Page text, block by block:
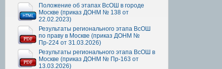
Положение об этапах ВсОШ в городе
Москве (приказ ДОНМ № 138 от
22.02.2023)
Результаты регионального этапа ВсОШ
по праву в Москве (приказ ДОНМ №
Пр-224 от 31.03.2026)
Результаты регионального этапа ВсОШ в
Москве (приказ ДОНМ № Пр-163 от
13.03.2026)